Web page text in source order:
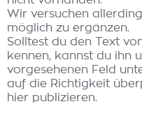
Wir versuchen
möglich zu ergänzen.
Solltest du den Text
kennen, kannst du ihn
vorgesehenen Feld
auf die Richtigkeit
hier publizieren.